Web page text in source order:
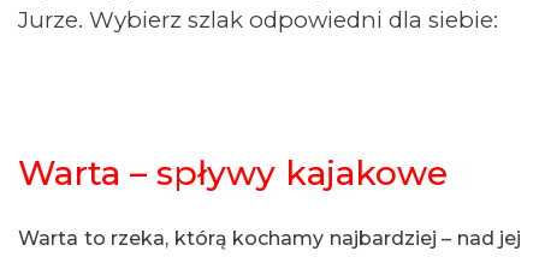
Jurze. Wybierz szlak odpowiedni dla siebie:
Warta – spływy kajakowe
Warta to rzeka, którą kochamy najbardziej – nad jej